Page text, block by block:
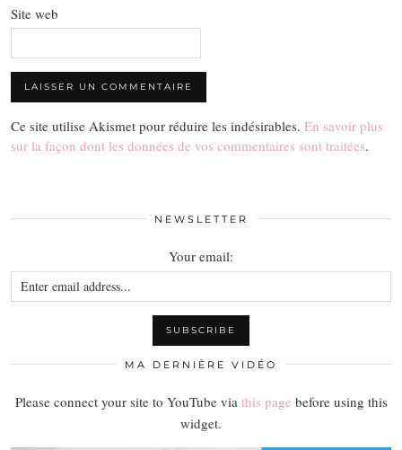
Site web
Ce site utilise Akismet pour réduire les indésirables. En savoir plus
sur la façon dont les données de vos commentaires sont traitées.
NEWSLETTER
Your email:
MA DERNIÈRE VIDÉO
Please connect your site to YouTube via this page before using this
widget.